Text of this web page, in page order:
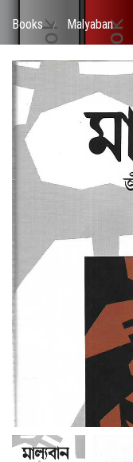
Books / Malyaban